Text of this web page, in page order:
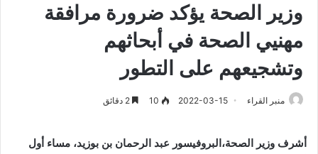
وزير الصحة يؤكد ضرورة مرافقة
مهنيي الصحة في أبحاثهم
وتشجيعهم على التطور
منبر القراء 2022-03-15
10
أشرف وزير الصحة،البروفيسور عبد الرحمان بن بوزيد، مساء أول